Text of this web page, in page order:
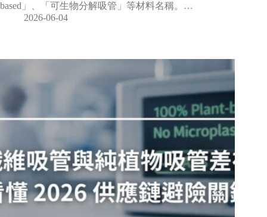
based」、「可生物分解吸管」等材料名稱。…
2026-06-04